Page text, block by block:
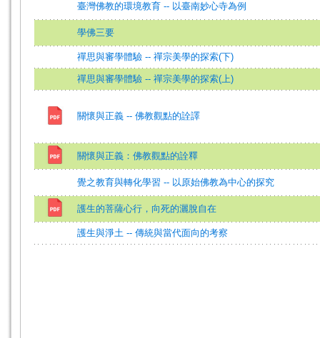
臺灣佛教的環境教育 -- 以臺南妙心寺為例
學佛三要
禪思與審學體驗 -- 禪宗美學的探索(下)
禪思與審學體驗 -- 禪宗美學的探索(上)
關懷與正義 -- 佛教觀點的詮譯
關懷與正義：佛教觀點的詮釋
覺之教育與轉化學習 -- 以原始佛教為中心的探究
護生的菩薩心行，向死的灑脫自在
護生與淨土 -- 傳統與當代面向的考察